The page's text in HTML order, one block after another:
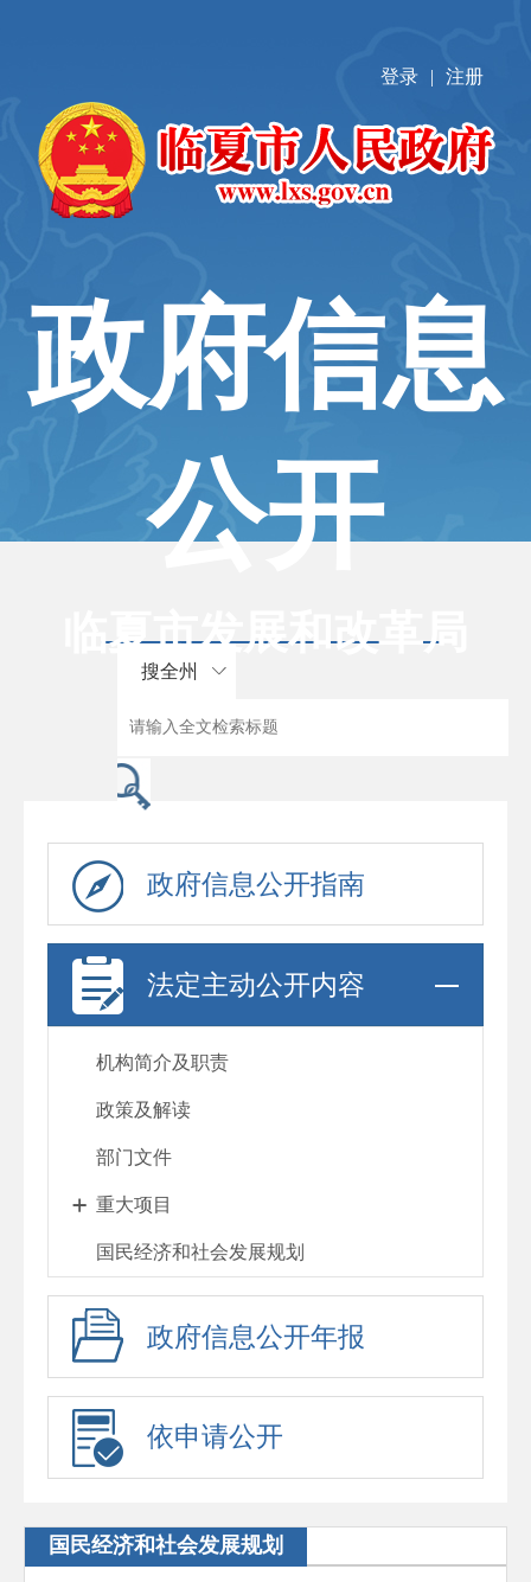
登录 | 注册
政府信息
公开
临夏市发展和改革局
搜全州
政府信息公开指南
法定主动公开内容
机构简介及职责
政策及解读
部门文件
重大项目
国民经济和社会发展规划
政府信息公开年报
依申请公开
国民经济和社会发展规划